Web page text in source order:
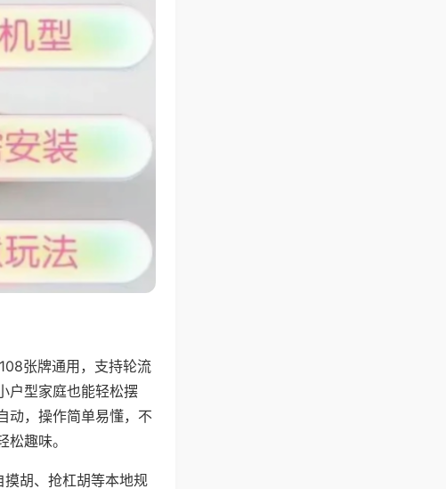
张牌通用，支持轮流
户型家庭也能轻松摆
动，操作简单易懂，不
趣味。
胡、抢杠胡等本地规